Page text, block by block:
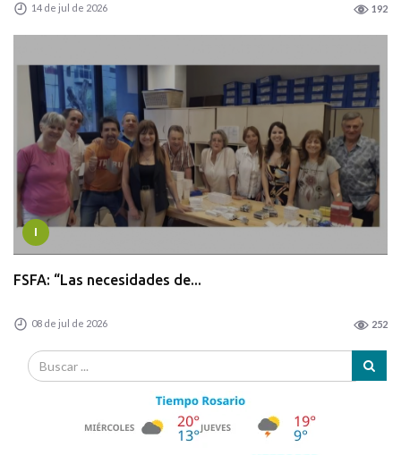
14 de jul de 2026 192
I
FSFA: “Las necesidades de...
08 de jul de 2026 252